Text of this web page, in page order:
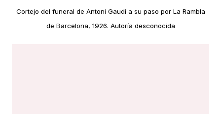
Cortejo del funeral de Antoni Gaudí a su paso por La Rambla
de Barcelona, 1926. Autoría desconocida